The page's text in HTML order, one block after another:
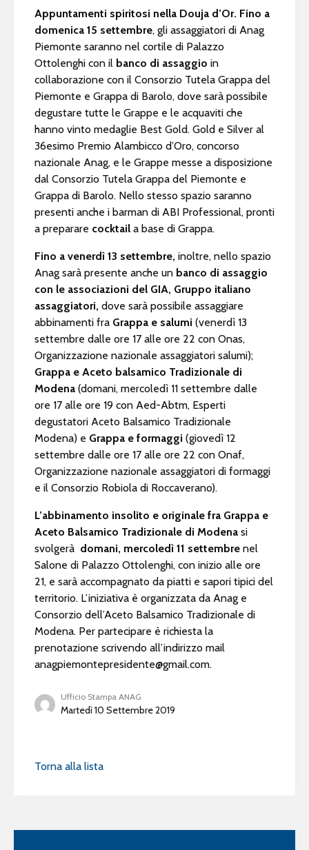
Appuntamenti spiritosi nella Douja d’Or. Fino a
domenica 15 settembre, gli assaggiatori di Anag
Piemonte saranno nel cortile di Palazzo
Ottolenghi con il banco di assaggio in
collaborazione con il Consorzio Tutela Grappa del
Piemonte e Grappa di Barolo, dove sarà possibile
degustare tutte le Grappe e le acquaviti che
hanno vinto medaglie Best Gold. Gold e Silver al
36esimo Premio Alambicco d’Oro, concorso
nazionale Anag, e le Grappe messe a disposizione
dal Consorzio Tutela Grappa del Piemonte e
Grappa di Barolo. Nello stesso spazio saranno
presenti anche i barman di ABI Professional, pronti
a preparare cocktail a base di Grappa.
Fino a venerdì 13 settembre, inoltre, nello spazio
Anag sarà presente anche un banco di assaggio
con le associazioni del GIA, Gruppo italiano
assaggiatori, dove sarà possibile assaggiare
abbinamenti fra Grappa e salumi (venerdì 13
settembre dalle ore 17 alle ore 22 con Onas,
Organizzazione nazionale assaggiatori salumi);
Grappa e Aceto balsamico Tradizionale di
Modena (domani, mercoledì 11 settembre dalle
ore 17 alle ore 19 con Aed-Abtm, Esperti
degustatori Aceto Balsamico Tradizionale
Modena) e Grappa e formaggi (giovedì 12
settembre dalle ore 17 alle ore 22 con Onaf,
Organizzazione nazionale assaggiatori di formaggi
e il Consorzio Robiola di Roccaverano).
L’abbinamento insolito e originale fra Grappa e
Aceto Balsamico Tradizionale di Modena si
svolgerà domani, mercoledì 11 settembre nel
Salone di Palazzo Ottolenghi, con inizio alle ore
21, e sarà accompagnato da piatti e sapori tipici del
territorio. L’iniziativa è organizzata da Anag e
Consorzio dell’Aceto Balsamico Tradizionale di
Modena. Per partecipare è richiesta la
prenotazione scrivendo all’indirizzo mail
anagpiemontepresidente@gmail.com.
Ufficio Stampa ANAG
Martedì 10 Settembre 2019
Torna alla lista